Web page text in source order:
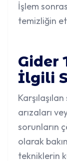
İşlem
temizliğin
Gider
İlgili
arızaları
sorunların
olarak
tekniklerin